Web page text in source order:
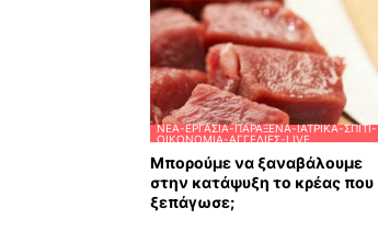
ΝΈΑ-ΕΡΓΑΣΊΑ-ΠΑΡΆΞΕΝΑ-ΙΑΤΡΙΚΆ-ΣΠΊΤΙ-
ΟΙΚΟΝΟΜΊΑ-ΑΓΓΕΛΊΕΣ-LIVE
Μπορούμε να ξαναβάλουμε
στην κατάψυξη το κρέας που
ξεπάγωσε;